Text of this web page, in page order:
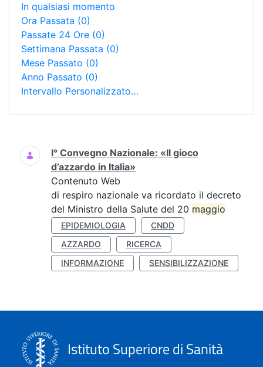
In qualsiasi momento
Ora Passata (0)
Passate 24 Ore (0)
Settimana Passata (0)
Mese Passato (0)
Anno Passato (0)
Intervallo Personalizzato…
Ricerca
I° Convegno Nazionale: «Il gioco
d’azzardo in Italia»
Contenuto Web
di respiro nazionale va ricordato il decreto
del Ministro della Salute del 20 maggio
EPIDEMIOLOGIA
CNDD
AZZARDO
RICERCA
INFORMAZIONE
SENSIBILIZZAZIONE
Istituto Superiore di Sanità